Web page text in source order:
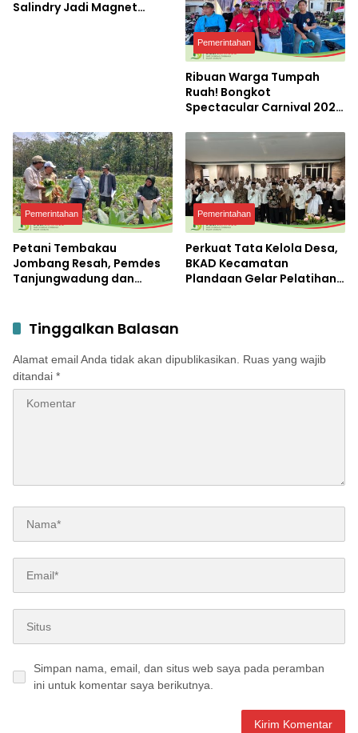
Salindry Jadi Magnet
Pemerintahan
Ribuan Warga Tumpah
Ruah! Bongkot
Spectacular Carnival 2026
Terbesar di Peterongan
Pemerintahan
Petani Tembakau
Jombang Resah, Pemdes
Tanjungwadung dan
Pemerintahan
Perkuat Tata Kelola Desa,
BKAD Kecamatan
Plandaan Gelar Pelatihan
Tinggalkan Balasan
Alamat email Anda tidak akan dipublikasikan.
Ruas yang wajib
ditandai *
Simpan nama, email, dan situs web saya pada peramban
ini untuk komentar saya berikutnya.